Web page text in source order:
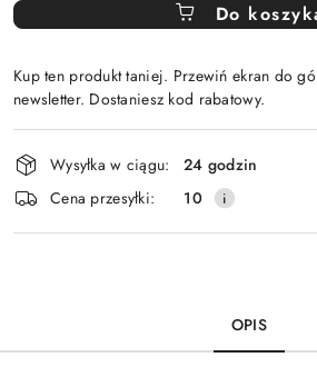
Do
Kup ten produkt taniej. Przewiń ekran do
newsletter. Dostaniesz kod rabatowy.
Dostępność
i
dostawa
Wysyłka w ciągu:
24 godzin
Cena przesyłki:
10
OPIS